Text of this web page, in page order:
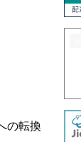
の転換